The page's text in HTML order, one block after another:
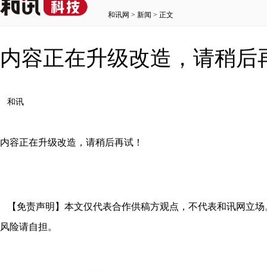
和讯网 > 新闻 > 正文
内容正在升级改造，请稍后
和讯
内容正在升级改造，请稍后再试！
【免责声明】本文仅代表合作供稿方观点，不代表和讯网立
风险请自担。